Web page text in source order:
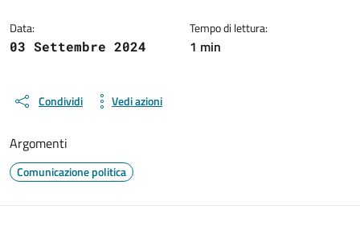
Data:
03 Settembre 2024
Tempo di lettura:
1 min
Condividi Vedi azioni
Argomenti
Comunicazione politica